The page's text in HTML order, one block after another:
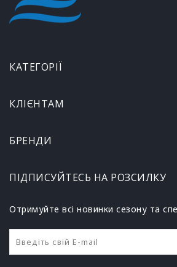
КАТЕГОРІЇ
КЛІЄНТАМ
БРЕНДИ
ПІДПИСУЙТЕСЬ НА РОЗСИЛКУ
Отримуйте всі новинки сезону та